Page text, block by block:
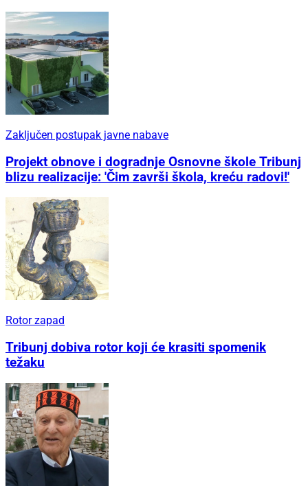
Zaključen postupak javne nabave
Projekt obnove i dogradnje Osnovne škole Tribunj
blizu realizacije: 'Čim završi škola, kreću radovi!'
Rotor zapad
Tribunj dobiva rotor koji će krasiti spomenik
težaku